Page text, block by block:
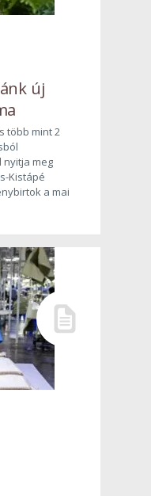
új
több mint 2
meg
Kistápé
a mai